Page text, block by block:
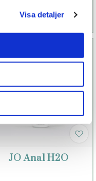
Visa detaljer
Köp
Läs mer
JO Anal H2O